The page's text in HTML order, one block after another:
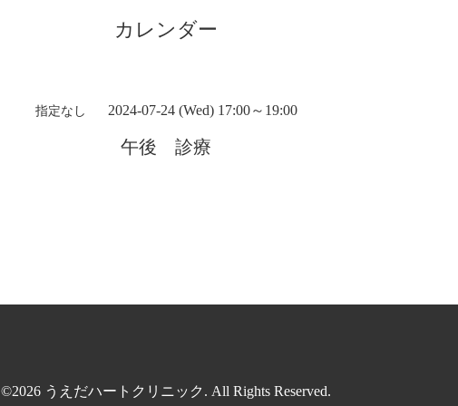
カレンダー
指定なし 2024-07-24 (Wed) 17:00～19:00
午後 診療
©2026 うえだハートクリニック . All Rights Reserved.